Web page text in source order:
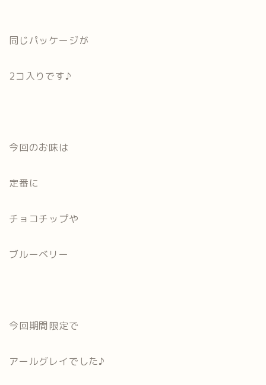
同じパッケージが
2コ入りです♪
今回のお味は
定番に
チョコチップや
ブルーベリー
今回期間限定で
アールグレイでした♪